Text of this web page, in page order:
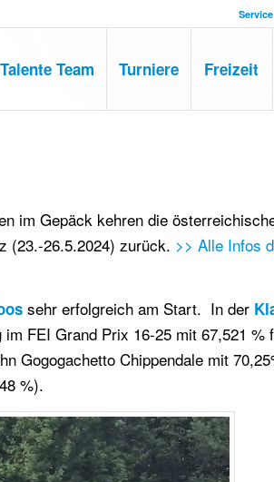
Service
Talente Team Turniere Freizeit
im Gepäck kehren die
(23.-26.5.2024) zurück. >> Alle Infos
sehr erfolgreich am Start. In der
FEI Grand Prix 16-25 mit 67,521 %
Gogogachetto Chippendale mit
%).